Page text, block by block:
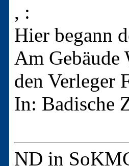
, :
Hier begann
Am Gebäude
den Verleger
In: Badische
ND in